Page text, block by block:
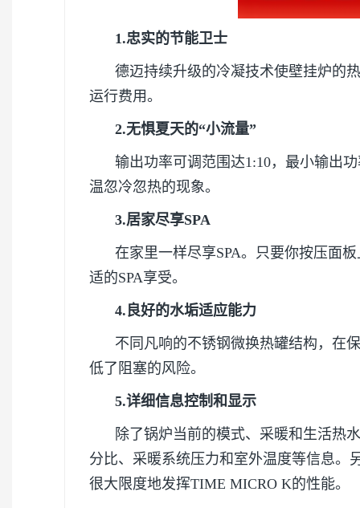
1.忠实的节能卫士
德迈持续升级的冷凝技术使壁挂炉的
运行费用。
2.无惧夏天的“小流量”
输出功率可调范围达1:10，最小输出
温忽冷忽热的现象。
3.居家尽享SPA
在家里一样尽享SPA。只要你按压面
适的SPA享受。
4.良好的水垢适应能力
不同凡响的不锈钢微换热罐结构，在
低了阻塞的风险。
5.详细信息控制和显示
除了锅炉当前的模式、采暖和生活热
分比、采暖系统压力和室外温度等信息。
很大限度地发挥TIME MICRO K的性能。